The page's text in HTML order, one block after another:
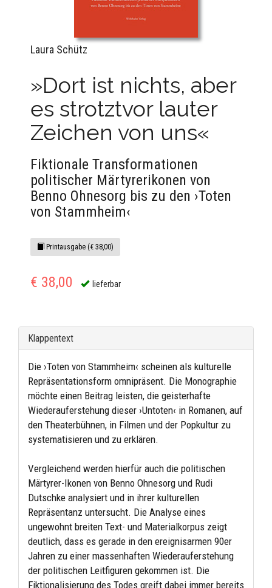
Laura Schütz
»Dort ist nichts, aber
es strotztvor lauter
Zeichen von uns«
Fiktionale Transformationen
politischer Märtyrerikonen von
Benno Ohnesorg bis zu den ›Toten
von Stammheim‹
Printausgabe (€ 38,00)
€ 38,00 lieferbar
Klappentext
Die ›Toten von Stammheim‹ scheinen als kulturelle
Repräsentationsform omnipräsent. Die Monographie
möchte einen Beitrag leisten, die geisterhafte
Wiederauferstehung dieser ›Untoten‹ in Romanen, auf
den Theaterbühnen, in Filmen und der Popkultur zu
systematisieren und zu erklären.
Vergleichend werden hierfür auch die politischen
Märtyrer-Ikonen von Benno Ohnesorg und Rudi
Dutschke analysiert und in ihrer kulturellen
Repräsentanz untersucht. Die Analyse eines
ungewohnt breiten Text- und Materialkorpus zeigt
deutlich, dass es gerade in den ereignisarmen 90er
Jahren zu einer massenhaften Wiederauferstehung
der politischen Leitfiguren gekommen ist. Die
Fiktionalisierung des Todes greift dabei immer bereits